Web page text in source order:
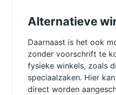
Alternatieve
Daarnaast is het ook
zonder voorschrift te
fysieke winkels, zoals
speciaalzaken. Hier
direct worden